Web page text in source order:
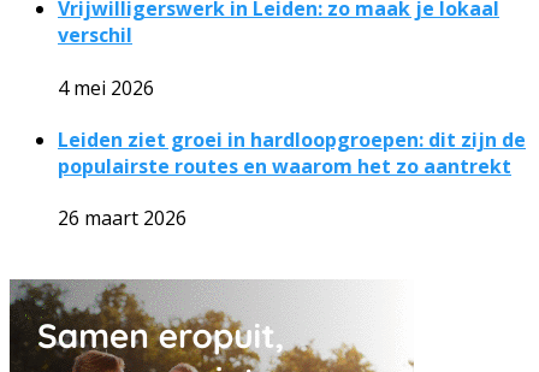
Vrijwilligerswerk in Leiden: zo maak je lokaal
verschil
4 mei 2026
Leiden ziet groei in hardloopgroepen: dit zijn de
populairste routes en waarom het zo aantrekt
26 maart 2026